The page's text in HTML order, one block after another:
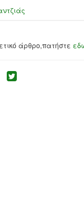
άρθρο,πατήστε